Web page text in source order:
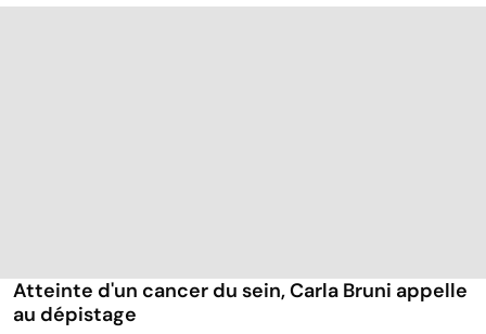
Atteinte d'un cancer du sein, Carla Bruni appelle
au dépistage